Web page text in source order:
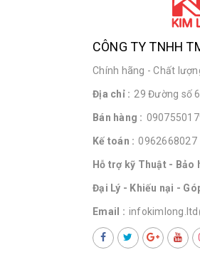
CÔNG TY TNHH
Chính hãng - Chất
Địa chỉ : 29 Đường số
Bán hàng :
Kế toán : 0962668027
Hỗ trợ kỹ Thuật - Bảo
Đại Lý - Khiếu nại -
Email :